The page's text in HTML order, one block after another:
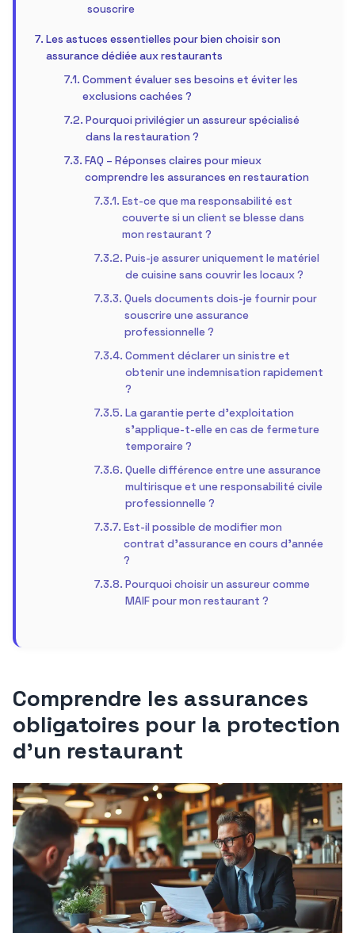
souscrire
Les astuces essentielles pour bien choisir son
assurance dédiée aux restaurants
Comment évaluer ses besoins et éviter les
exclusions cachées ?
Pourquoi privilégier un assureur spécialisé
dans la restauration ?
FAQ – Réponses claires pour mieux
comprendre les assurances en restauration
Est-ce que ma responsabilité est
couverte si un client se blesse dans
mon restaurant ?
Puis-je assurer uniquement le matériel
de cuisine sans couvrir les locaux ?
Quels documents dois-je fournir pour
souscrire une assurance
professionnelle ?
Comment déclarer un sinistre et
obtenir une indemnisation rapidement
?
La garantie perte d’exploitation
s’applique-t-elle en cas de fermeture
temporaire ?
Quelle différence entre une assurance
multirisque et une responsabilité civile
professionnelle ?
Est-il possible de modifier mon
contrat d’assurance en cours d’année
?
Pourquoi choisir un assureur comme
MAIF pour mon restaurant ?
Comprendre les assurances
obligatoires pour la protection
d’un restaurant